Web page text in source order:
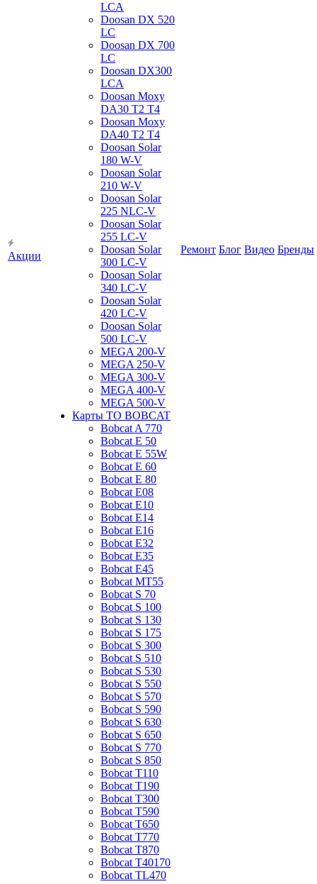
Акции
LCA
Doosan DX 520
LC
Doosan DX 700
LC
Doosan DX300
LCA
Doosan Moxy
DA30 T2 T4
Doosan Moxy
DA40 T2 T4
Doosan Solar
180 W-V
Doosan Solar
210 W-V
Doosan Solar
225 NLC-V
Doosan Solar
255 LC-V
Doosan Solar
300 LC-V
Doosan Solar
340 LC-V
Doosan Solar
420 LC-V
Doosan Solar
500 LC-V
MEGA 200-V
MEGA 250-V
MEGA 300-V
MEGA 400-V
MEGA 500-V
Карты ТО BOBCAT
Bobcat A 770
Bobcat E 50
Bobcat E 55W
Bobcat E 60
Bobcat E 80
Bobcat E08
Bobcat E10
Bobcat E14
Bobcat E16
Bobcat E32
Bobcat E35
Bobcat E45
Bobcat MT55
Bobcat S 70
Bobcat S 100
Bobcat S 130
Bobcat S 175
Bobcat S 300
Bobcat S 510
Bobcat S 530
Bobcat S 550
Bobcat S 570
Bobcat S 590
Bobcat S 630
Bobcat S 650
Bobcat S 770
Bobcat S 850
Bobcat T110
Bobcat T190
Bobcat T300
Bobcat T590
Bobcat T650
Bobcat T770
Bobcat T870
Bobcat T40170
Bobcat TL470
Ремонт Блог Видео Бренды